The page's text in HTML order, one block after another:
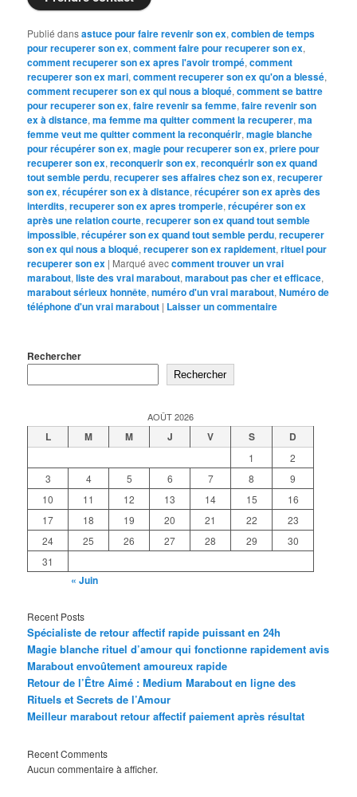
Publié dansastuce pour faire revenir son ex,combien de temps
pour recuperer son ex,comment faire pour recuperer son ex,
comment recuperer son ex apres l'avoir trompé,comment
recuperer son ex mari,comment recuperer son ex qu'on a blessé,
comment recuperer son ex qui nous a bloqué,comment se battre
pour recuperer son ex,faire revenir sa femme,faire revenir son
ex à distance,ma femme ma quitter comment la recuperer,ma
femme veut me quitter comment la reconquérir,magie blanche
pour récupérer son ex,magie pour recuperer son ex,priere pour
recuperer son ex,reconquerir son ex,reconquérir son ex quand
tout semble perdu,recuperer ses affaires chez son ex,recuperer
son ex,récupérer son ex à distance,récupérer son ex après des
interdits,recuperer son ex apres tromperie,récupérer son ex
après une relation courte,recuperer son ex quand tout semble
impossible,récupérer son ex quand tout semble perdu,recuperer
son ex qui nous a bloqué,recuperer son ex rapidement,rituel pour
recuperer son ex | Marqué aveccomment trouver un vrai
marabout,liste des vrai marabout,marabout pas cher et efficace,
marabout sérieux honnête,numéro d'un vrai marabout,Numéro de
téléphone d'un vrai marabout | Laisser un commentaire
Rechercher
Rechercher
AOÛT 2026
L M M J V S D
1
2
3
4 5 6 7 8
9
10
11 12 13 14 15
16
17
18 19 20 21 22
23
24
25 26 27 28 29
30
31
« Juin
Recent Posts
Spécialiste de retour affectif rapide puissant en 24h
Magie blanche rituel d’amour qui fonctionne rapidement avis
Marabout envoûtement amoureux rapide
Retour de l’Être Aimé : Medium Marabout en ligne des
Rituels et Secrets de l’Amour
Meilleur marabout retour affectif paiement après résultat
Recent Comments
Aucun commentaire à afficher.